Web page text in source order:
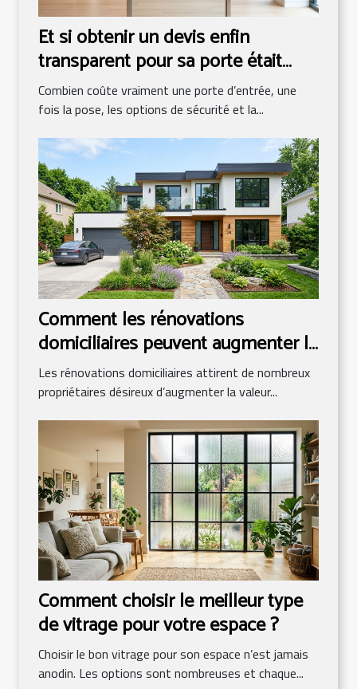
Et si obtenir un devis enfin
transparent pour sa porte était
possible ?
Combien coûte vraiment une porte d’entrée, une
fois la pose, les options de sécurité et la...
Comment les rénovations
domiciliaires peuvent augmenter la
valeur immobilière ?
Les rénovations domiciliaires attirent de nombreux
propriétaires désireux d’augmenter la valeur...
Comment choisir le meilleur type
de vitrage pour votre espace ?
Choisir le bon vitrage pour son espace n’est jamais
anodin. Les options sont nombreuses et chaque...